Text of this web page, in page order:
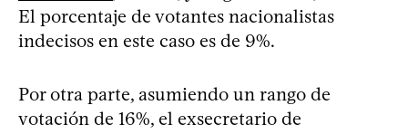
El porcentaje de votantes nacionalistas
indecisos en este caso es de 9%.
Por otra parte, asumiendo un rango de
votación de 16%, el exsecretario de